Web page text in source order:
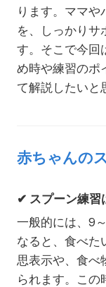
ります。ママや
を、しっかりサ
す。そこで今回
め時や練習のポ
て解説したいと
赤ちゃんの
✔ スプーン練習
一般的には、9
なると、食べた
思表示や、食べ
られます。こ